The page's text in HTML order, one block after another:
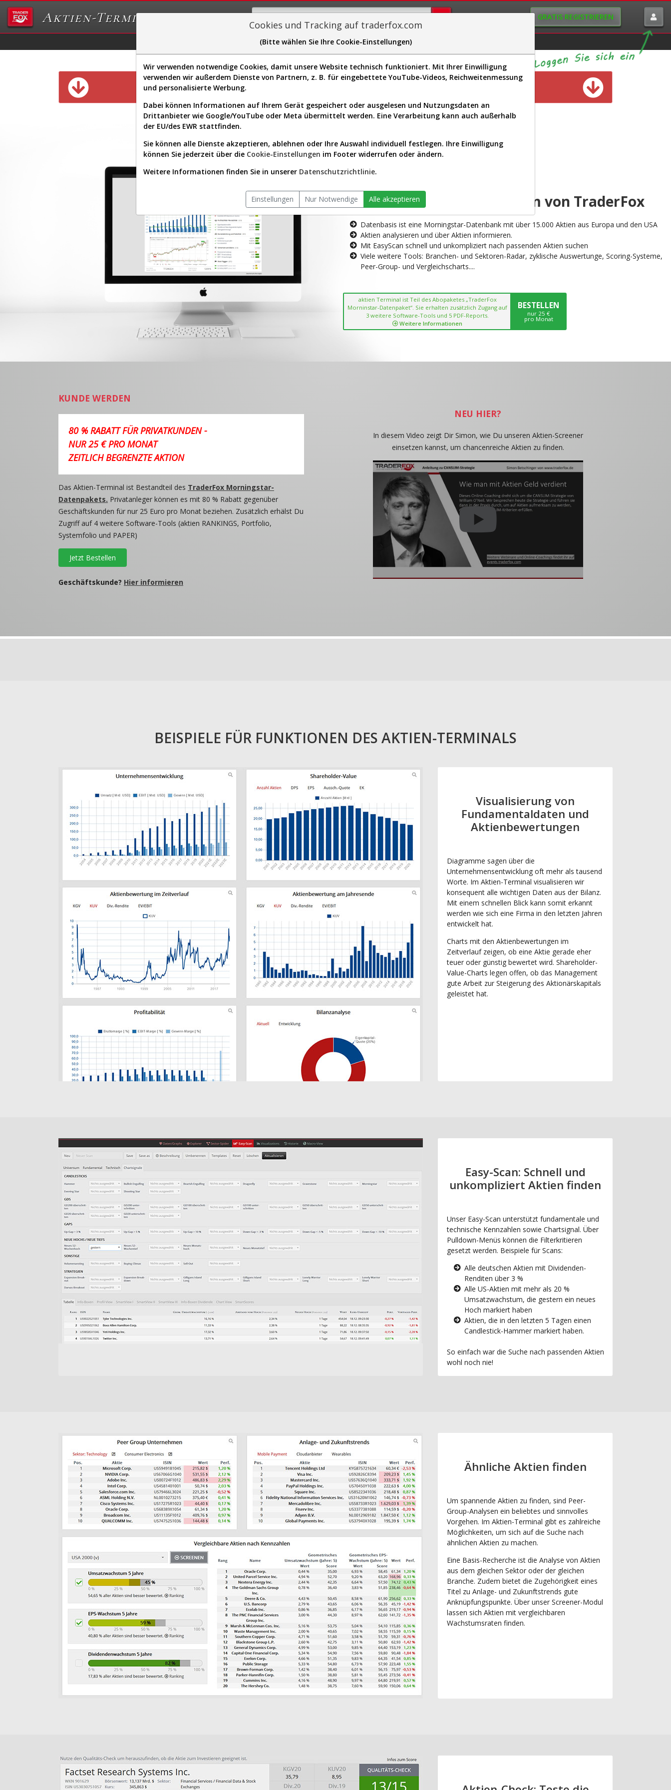
Aktien-Terminal GRATIS REGISTRIEREN
Sector-Spider Easy-Scan Visualizations
Diese Funktion ist nur für Premium-Kunden verfügbar
AKTIEN-TERMINAL
Die Aktienanalyse-Plattform von TraderFox
Datenbasis ist eine Morningstar-Datenbank mit über 15.000 Aktien aus Europa und den USA
Aktien analysieren und über Aktien informieren.
Mit EasyScan schnell und unkompliziert nach passenden Aktien suchen
Viele weitere Tools: Branchen- und Sektoren-Radar, zyklische Auswertunge, Scoring-Systeme,
Peer-Group- und Vergleichscharts....
aktien Terminal ist Teil des Abopaketes „TraderFox
Morninstar-Datenpaket“. Sie erhalten zusätzlich Zugang auf
3 weitere Software-Tools und 5 PDF-Reports.
Weitere Informationen
BESTELLEN
nur 25 €
pro Monat
KUNDE WERDEN
80 % RABATT FÜR PRIVATKUNDEN -
NUR 25 € PRO MONAT
ZEITLICH BEGRENZTE AKTION
Das Aktien-Terminal ist Bestandteil des TraderFox Morningstar-
Datenpakets. Privatanleger können es mit 80 % Rabatt gegenüber
Geschäftskunden für nur 25 Euro pro Monat beziehen. Zusätzlich erhälst Du
Zugriff auf 4 weitere Software-Tools (aktien RANKINGS, Portfolio,
Systemfolio und PAPER)
Jetzt Bestellen
Geschäftskunde? Hier informieren
NEU HIER?
In diesem Video zeigt Dir Simon, wie Du unseren Aktien-Screener
einsetzen kannst, um chancenreiche Aktien zu finden.
BEISPIELE FÜR FUNKTIONEN DES AKTIEN-TERMINALS
Visualisierung von
Fundamentaldaten und
Aktienbewertungen
Diagramme sagen über die
Unternehmensentwicklung oft mehr als tausend
Worte. Im Aktien-Terminal visualisieren wir
konsequent alle wichtigen Daten aus der Bilanz.
Mit einem schnellen Blick kann somit erkannt
werden wie sich eine Firma in den letzten Jahren
entwickelt hat.
Charts mit den Aktienbewertungen im
Zeitverlauf zeigen, ob eine Aktie gerade eher
teuer oder günstig bewertet wird. Shareholder-
Value-Charts legen offen, ob das Management
gute Arbeit zur Steigerung des Aktionärskapitals
geleistet hat.
Easy-Scan: Schnell und
unkompliziert Aktien finden
Unser Easy-Scan unterstützt fundamentale und
technische Kennzahlen sowie Chartsignal. Über
Pulldown-Menüs können die Filterkritieren
gesetzt werden. Beispiele für Scans:
Alle deutschen Aktien mit Dividenden-
Renditen über 3 %
Alle US-Aktien mit mehr als 20 %
Umsatzwachstum, die gestern ein neues
Hoch markiert haben
Aktien, die in den letzten 5 Tagen einen
Candlestick-Hammer markiert haben.
So einfach war die Suche nach passenden Aktien
wohl noch nie!
Ähnliche Aktien finden
Um spannende Aktien zu finden, sind Peer-
Group-Analysen ein beliebtes und sinnvolles
Vorgehen. Im Aktien-Terminal gibt es zahlreiche
Möglichkeiten, um sich auf die Suche nach
ähnlichen Aktien zu machen.
Eine Basis-Recherche ist die Analyse von Aktien
aus dem gleichen Sektor oder der gleichen
Branche. Zudem bietet die Zugehörigkeit eines
Titel zu Anlage- und Zukunftstrends gute
Anknüpfungspunkte. Über unser Screener-Modul
lassen sich Aktien mit vergleichbaren
Wachstumsraten finden.
Cookies und Tracking auf traderfox.com
(Bitte wählen Sie Ihre Cookie-Einstellungen)
Wir verwenden notwendige Cookies, damit unsere Website technisch funktioniert. Mit Ihrer Einwilligung
verwenden wir außerdem Dienste von Partnern, z. B. für eingebettete YouTube-Videos, Reichweitenmessung
und personalisierte Werbung.
Dabei können Informationen auf Ihrem Gerät gespeichert oder ausgelesen und Nutzungsdaten an
Drittanbieter wie Google/YouTube oder Meta übermittelt werden. Eine Verarbeitung kann auch außerhalb
der EU/des EWR stattfinden.
Sie können alle Dienste akzeptieren, ablehnen oder Ihre Auswahl individuell festlegen. Ihre Einwilligung
können Sie jederzeit über die Cookie-Einstellungen im Footer widerrufen oder ändern.
Weitere Informationen finden Sie in unserer Datenschutzrichtlinie.
Einstellungen Nur Notwendige Alle akzeptieren